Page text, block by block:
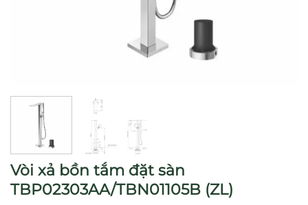
Vòi xả bồn tắm đặt sàn
TBP02303AA/TBN01105B (ZL)